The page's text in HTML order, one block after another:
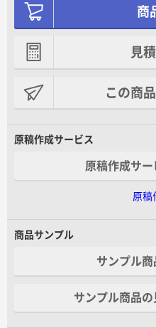
商
見
この商
原稿作成サービス
原稿作成サ
原稿
商品サンプル
サンプル商
サンプル商品